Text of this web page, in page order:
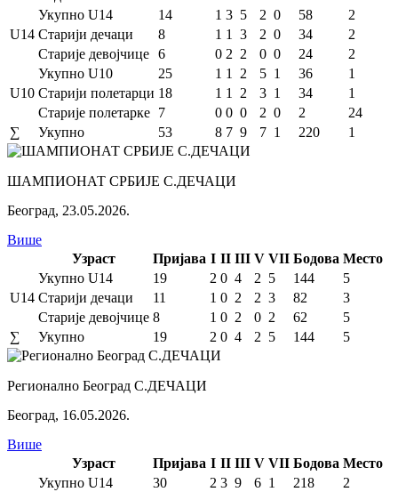
U14
Укупно U14 14 1 3 5 2 0 58
2
Старији дечаци
8 1 1 3 2 0 34
2
Старије девојчице 6 0 2 2 0 0 24 2
U10
Укупно U10 25 1 1 2 5 1 36
1
Старији полетарци 18 1 1 2 3 1 34
1
Старије полетарке 7 0 0 0 2 0 2
24
∑
Укупно 53 8 7 9 7 1 220 1
ШАМПИОНАТ СРБИЈЕ С.ДЕЧАЦИ
Београд, 23.05.2026.
Више
Узраст
Пријава I II III V VII Бодова Место
U14
Укупно U14 19 2 0 4 2 5 144
5
Старији дечаци
11 1 0 2 2 3 82
3
Старије девојчице 8 1 0 2 0 2 62
5
∑
Укупно 19 2 0 4 2 5 144 5
Регионално Београд С.ДЕЧАЦИ
Београд, 16.05.2026.
Више
Узраст
Пријава I II III V VII Бодова Место
Укупно U14 30 2 3 9 6 1 218
2